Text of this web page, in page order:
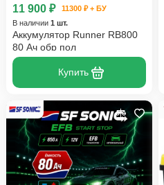
11 900 ₽
11300 ₽ + БУ
В наличии 1 шт.
Аккумулятор Runner RB800
80 Ач обр пол
Купить